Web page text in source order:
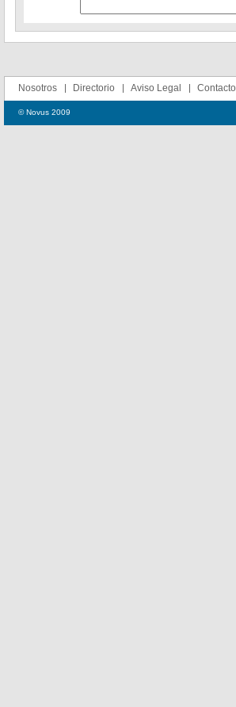
Nosotros Directorio Aviso Legal Contacto
© Novus 2009